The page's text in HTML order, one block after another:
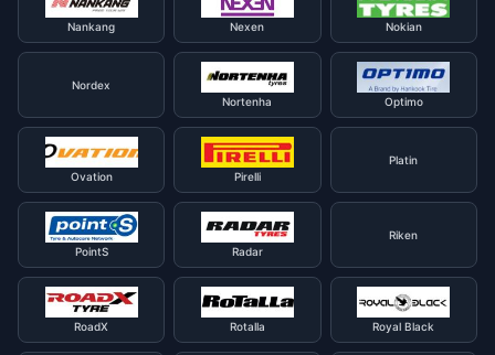
Nankang Nexen Nokian
Nordex
Nortenha
Optimo
Ovation Pirelli
Platin
PointS Radar
Riken
RoadX Rotalla Royal Black